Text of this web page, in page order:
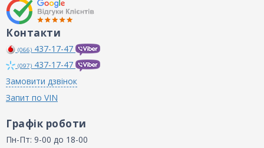
Контакти
(066) 437-17-47
(097) 437-17-47
Замовити дзвінок
Запит по VIN
Графік роботи
Пн-Пт: 9-00 до 18-00